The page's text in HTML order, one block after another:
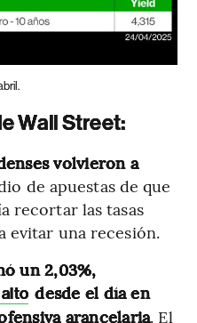
Wall Street:
volvieron a
de apuestas de que
recortar las tasas
evitar una recesión.
un 2,03%,
desde el día en
arancelaria. El